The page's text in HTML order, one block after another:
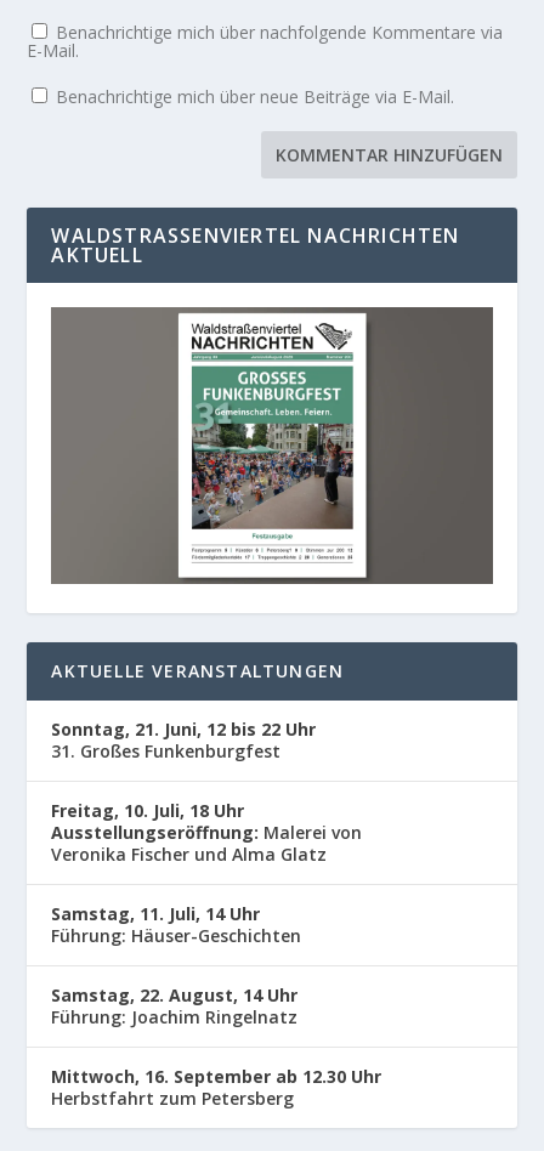
Benachrichtige mich über nachfolgende Kommentare via
E-Mail.
Benachrichtige mich über neue Beiträge via E-Mail.
WALDSTRASSENVIERTEL NACHRICHTEN A
KTUELL
AKTUELLE VERANSTALTUNGEN
Sonntag, 21. Juni, 12 bis 22 Uhr
31. Großes Funkenburgfest
Freitag, 10. Juli, 18 Uhr
Ausstellungseröffnung: Malerei von
Veronika Fischer und Alma Glatz
Samstag, 11. Juli, 14 Uhr
Führung: Häuser-Geschichten
Samstag, 22. August, 14 Uhr
Führung: Joachim Ringelnatz
Mittwoch, 16. September ab 12.30 Uhr
Herbstfahrt zum Petersberg